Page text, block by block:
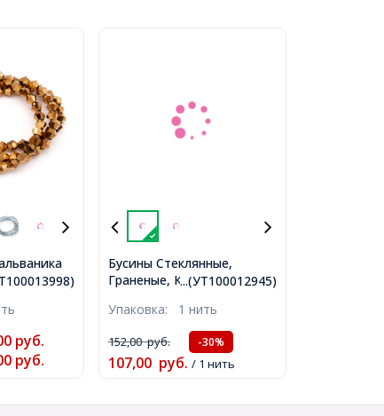
Медный,
нить,
руб.
руб.
...(УТ100012945)
Бусины Стеклянные,
Граненые, Круглые,
Гальваника, Коричневый,
10мм, Отверстие 1мм,
34шт/34см/нить
(УТ100012945)
Упаковка: 1 нить
152,00руб. -30%
107,00 руб. / 1 нить